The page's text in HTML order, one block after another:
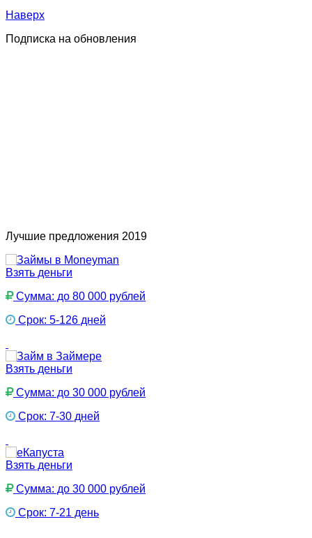
Наверх
Подписка на обновления
Лучшие предложения 2019
Взять деньги
Сумма: до 80 000 рублей
Срок: 5-126 дней
Взять деньги
Сумма: до 30 000 рублей
Срок: 7-30 дней
Взять деньги
Сумма: до 30 000 рублей
Срок: 7-21 день